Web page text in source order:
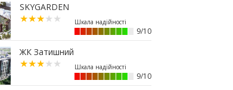
Сільські будинки в західному
регіоні дорожчають у рази
швидше, ніж в містах
Паркування без зайвих турбот –
обирайте підземні паркінги ЖР
“Княгинин”
SKYGARDEN
9/10
ЖК Затишний
9/10